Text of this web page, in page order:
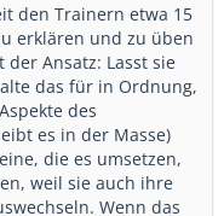
den Trainern etwa 15
erklären und zu üben
Ansatz: Lasst sie
das für in Ordnung,
des
es in der Masse)
die es umsetzen,
weil sie auch ihre
Wenn das